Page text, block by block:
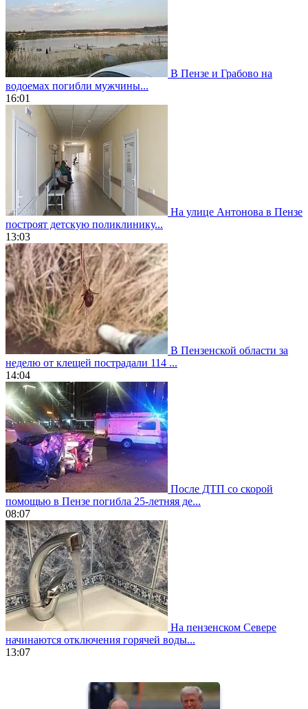
В Пензе и Грабово на
водоемах погибли мужчины...
16:01
На улице Антонова в Пензе
построят детскую поликлинику...
13:03
В Пензенской области за
неделю от клещей пострадали 114 ...
14:04
После ДТП со скорой
помощью в Пензе погибла 25-летняя де...
08:07
На пензенском Севере
начинаются отключения горячей воды...
13:07